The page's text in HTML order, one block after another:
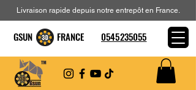
Livraison rapide depuis notre entrepôt en France.
GSUN FRANCE 0545235055